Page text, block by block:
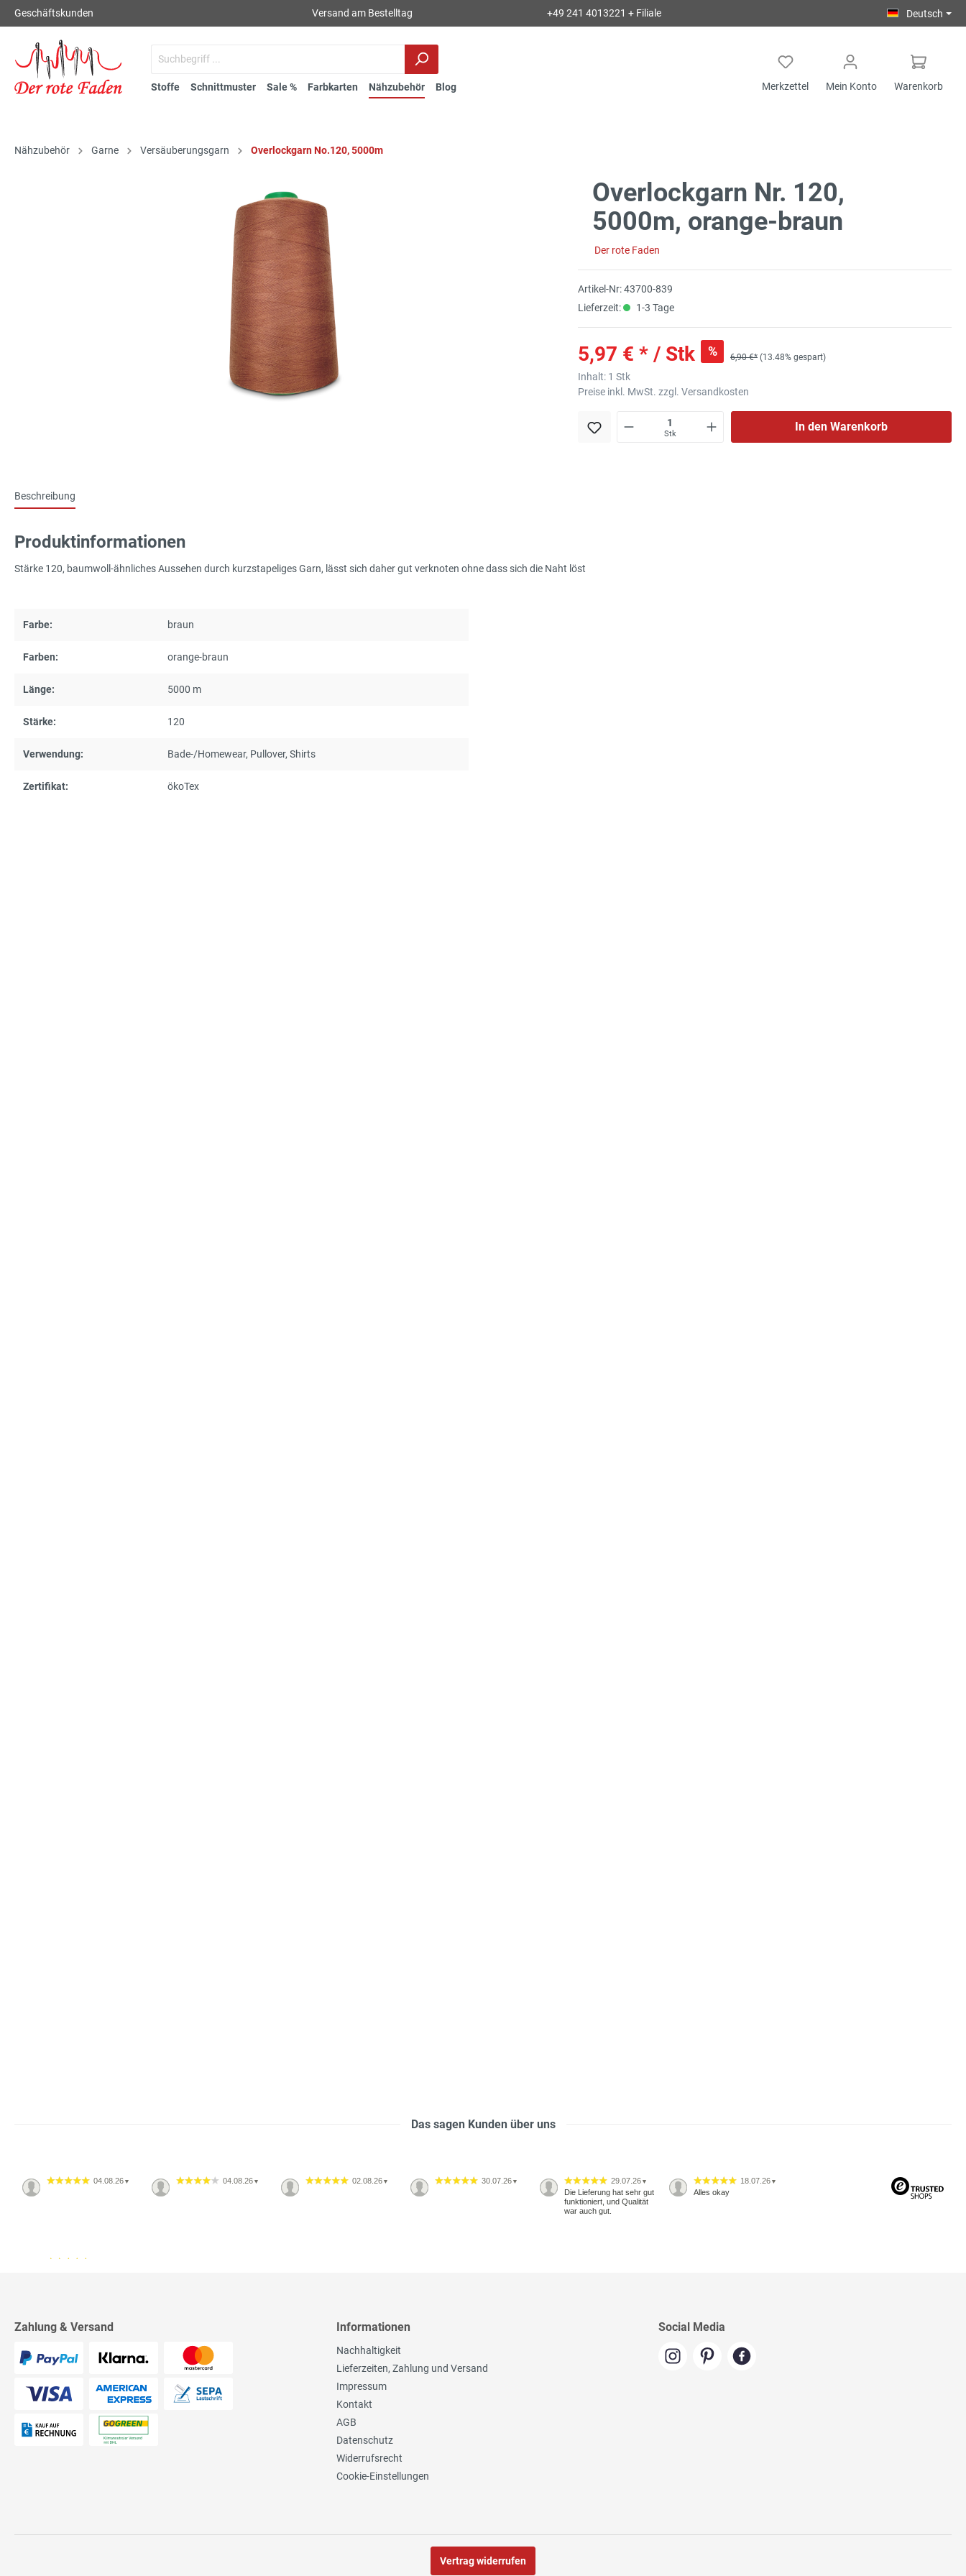
Geschäftskunden Versand am Bestelltag +49 241 4013221 + Filiale Deutsch
Stoffe Schnittmuster Sale % Farbkarten Nähzubehör Blog Merkzettel Mein Konto Warenkorb
Nähzubehör Garne Versäuberungsgarn Overlockgarn No.120, 5000m
Overlockgarn Nr. 120,
5000m, orange-braun
Der rote Faden
Artikel-Nr:43700-839
Lieferzeit:
1-3 Tage
5,97 € * / Stk % 6,90 €* (13.48% gespart)
Inhalt: 1 Stk
Preise inkl. MwSt. zzgl. Versandkosten
Stk
In den Warenkorb
Beschreibung
Produktinformationen
Stärke 120, baumwoll-ähnliches Aussehen durch kurzstapeliges Garn, lässt sich daher gut verknoten ohne dass sich die Naht löst
Farbe: braun
Farben: orange-braun
Länge: 5000 m
Stärke: 120
Verwendung: Bade-/Homewear, Pullover, Shirts
Zertifikat: ökoTex
Das sagen Kunden über uns
04.08.26 ▼ 04.08.26 ▼ 02.08.26 ▼ 30.07.26 ▼ 29.07.26 ▼
Die Lieferung hat sehr gut
funktioniert, und Qualität
war auch gut.
18.07.26 ▼
Alles okay
Zahlung & Versand Informationen
Nachhaltigkeit
Lieferzeiten, Zahlung und Versand
Impressum
Kontakt
AGB
Datenschutz
Widerrufsrecht
Cookie-Einstellungen
Social Media
Vertrag widerrufen